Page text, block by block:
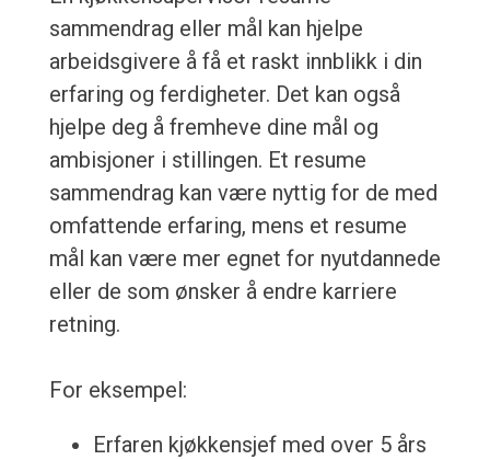
sammendrag eller mål kan hjelpe
arbeidsgivere å få et raskt innblikk i din
erfaring og ferdigheter. Det kan også
hjelpe deg å fremheve dine mål og
ambisjoner i stillingen. Et resume
sammendrag kan være nyttig for de med
omfattende erfaring, mens et resume
mål kan være mer egnet for nyutdannede
eller de som ønsker å endre karriere
retning.
For eksempel:
Erfaren kjøkkensjef med over 5 års